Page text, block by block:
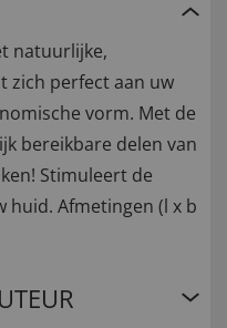
natuurlijke,
zich perfect aan uw
vorm. Met de
bereikbare delen van
Stimuleert de
huid. Afmetingen (l x b